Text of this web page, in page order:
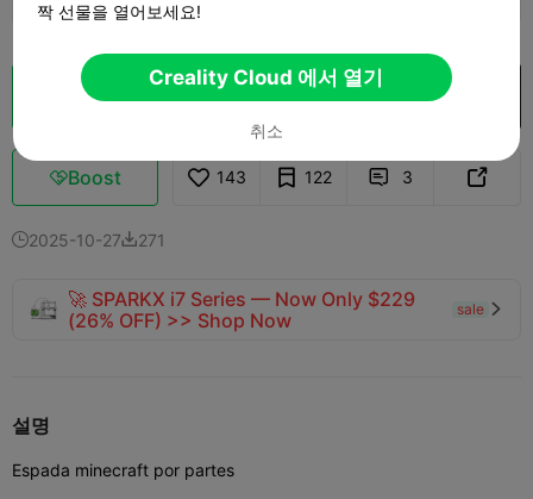
클라우드 슬라이스
Boost 143 122  3 
2025-10-27271
🚀 SPARKX i7 Series — Now Only $229
(26% OFF) >> Shop Now
sale 
설명
Espada minecraft por partes
짝 선물을 열어보세요!
Creality Cloud 에서 열기
취소